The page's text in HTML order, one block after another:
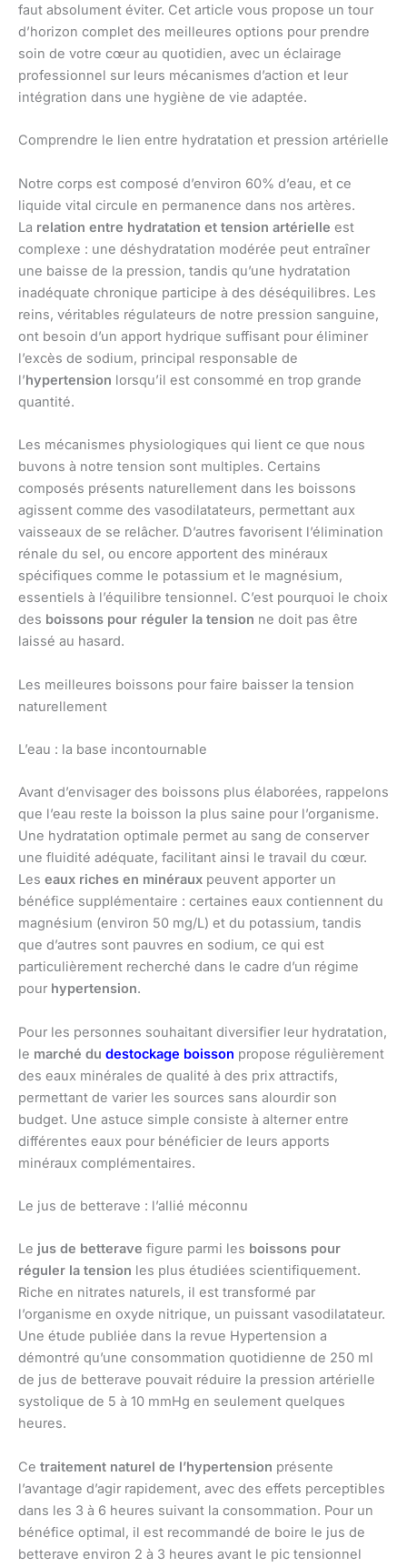
faut absolument éviter. Cet article vous propose un tour
d’horizon complet des meilleures options pour prendre
soin de votre cœur au quotidien, avec un éclairage
professionnel sur leurs mécanismes d’action et leur
intégration dans une hygiène de vie adaptée.
Comprendre le lien entre hydratation et pression artérielle
Notre corps est composé d’environ 60% d’eau, et ce
liquide vital circule en permanence dans nos artères.
La relation entre hydratation et tension artérielle est
complexe : une déshydratation modérée peut entraîner
une baisse de la pression, tandis qu’une hydratation
inadéquate chronique participe à des déséquilibres. Les
reins, véritables régulateurs de notre pression sanguine,
ont besoin d’un apport hydrique suffisant pour éliminer
l’excès de sodium, principal responsable de
l’hypertension lorsqu’il est consommé en trop grande
quantité.
Les mécanismes physiologiques qui lient ce que nous
buvons à notre tension sont multiples. Certains
composés présents naturellement dans les boissons
agissent comme des vasodilatateurs, permettant aux
vaisseaux de se relâcher. D’autres favorisent l’élimination
rénale du sel, ou encore apportent des minéraux
spécifiques comme le potassium et le magnésium,
essentiels à l’équilibre tensionnel. C’est pourquoi le choix
des boissons pour réguler la tension ne doit pas être
laissé au hasard.
Les meilleures boissons pour faire baisser la tension
naturellement
L’eau : la base incontournable
Avant d’envisager des boissons plus élaborées, rappelons
que l’eau reste la boisson la plus saine pour l’organisme.
Une hydratation optimale permet au sang de conserver
une fluidité adéquate, facilitant ainsi le travail du cœur.
Les eaux riches en minéraux peuvent apporter un
bénéfice supplémentaire : certaines eaux contiennent du
magnésium (environ 50 mg/L) et du potassium, tandis
que d’autres sont pauvres en sodium, ce qui est
particulièrement recherché dans le cadre d’un régime
pour hypertension.
Pour les personnes souhaitant diversifier leur hydratation,
le marché du destockage boisson propose régulièrement
des eaux minérales de qualité à des prix attractifs,
permettant de varier les sources sans alourdir son
budget. Une astuce simple consiste à alterner entre
différentes eaux pour bénéficier de leurs apports
minéraux complémentaires.
Le jus de betterave : l’allié méconnu
Le jus de betterave figure parmi les boissons pour
réguler la tension les plus étudiées scientifiquement.
Riche en nitrates naturels, il est transformé par
l’organisme en oxyde nitrique, un puissant vasodilatateur.
Une étude publiée dans la revue Hypertension a
démontré qu’une consommation quotidienne de 250 ml
de jus de betterave pouvait réduire la pression artérielle
systolique de 5 à 10 mmHg en seulement quelques
heures.
Ce traitement naturel de l’hypertension présente
l’avantage d’agir rapidement, avec des effets perceptibles
dans les 3 à 6 heures suivant la consommation. Pour un
bénéfice optimal, il est recommandé de boire le jus de
betterave environ 2 à 3 heures avant le pic tensionnel